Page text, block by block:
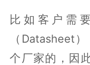
比如客户需
（Datasheet
个厂家的，因